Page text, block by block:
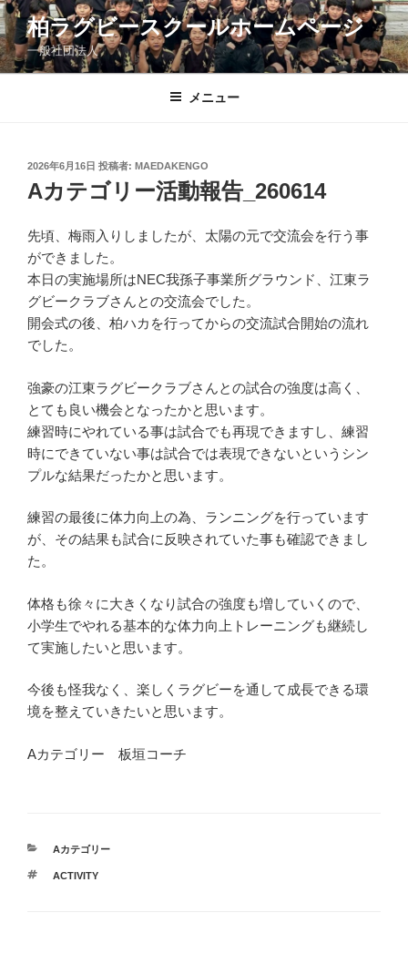
コ
ン
テ
ン
柏ラグビースクールホームページ
一般社団法人
メニュー
投
稿
日:
2026年6月16日 投稿者: MAEDAKENGO
Aカテゴリー活動報告_260614
先頃、梅雨入りしましたが、太陽の元で交流会を行う事
ができました。
本日の実施場所はNEC我孫子事業所グラウンド、江東ラ
グビークラブさんとの交流会でした。
開会式の後、柏ハカを行ってからの交流試合開始の流れ
でした。
強豪の江東ラグビークラブさんとの試合の強度は高く、
とても良い機会となったかと思います。
練習時にやれている事は試合でも再現できますし、練習
時にできていない事は試合では表現できないというシン
プルな結果だったかと 思います。
練習の最後に体力向上の為、ランニングを行っています
が、その結果も試合に反映されていた事も確認できまし
た。
体格も徐々に大きくなり試合の強度も増していくので、
小学生でやれる基本的な体力向上トレーニングも継続し
て実施したいと思います。
今後も怪我なく、楽しくラグビーを通して成長できる環
境を整えていきたいと思います。
Aカテゴリー 板垣コーチ
カ
ゴ
Aカテゴリー
タ
ACTIVITY